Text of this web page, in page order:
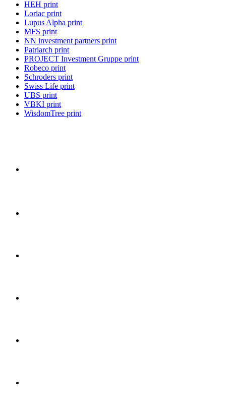
HEH print
Loriac print
Lupus Alpha print
MFS print
NN investment partners print
Patriarch print
PROJECT Investment Gruppe print
Robeco print
Schroders print
Swiss Life print
UBS print
VBKI print
WisdomTree print